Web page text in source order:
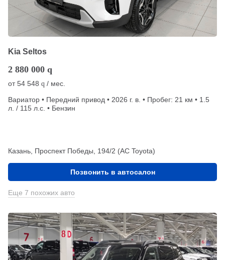
Kia Seltos
2 880 000 q
от54 548 q / мес.
Вариатор • Передний привод • 2026 г. в. • Пробег: 21 км • 1.5
л. / 115 л.с. • Бензин
Казань, Проспект Победы, 194/2 (АС Toyota)
Позвонить в автосалон
Еще 7 похожих авто